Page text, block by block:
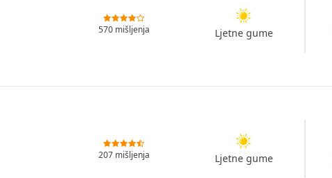
570 mišljenja Ljetne gume
207 mišljenja Ljetne gume